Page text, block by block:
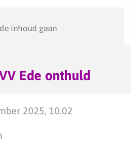
inhoud gaan
Ede onthuld
2025, 10.02